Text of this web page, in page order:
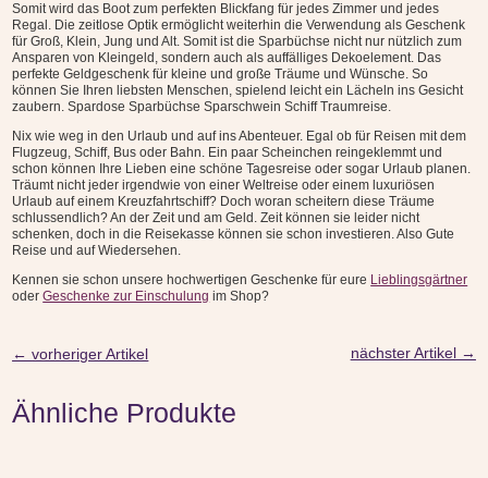
Somit wird das Boot zum perfekten Blickfang für jedes Zimmer und jedes
Regal. Die zeitlose Optik ermöglicht weiterhin die Verwendung als Geschenk
für Groß, Klein, Jung und Alt. Somit ist die Sparbüchse nicht nur nützlich zum
Ansparen von Kleingeld, sondern auch als auffälliges Dekoelement. Das
perfekte Geldgeschenk für kleine und große Träume und Wünsche. So
können Sie Ihren liebsten Menschen, spielend leicht ein Lächeln ins Gesicht
zaubern. Spardose Sparbüchse Sparschwein Schiff Traumreise.
Nix wie weg in den Urlaub und auf ins Abenteuer. Egal ob für Reisen mit dem
Flugzeug, Schiff, Bus oder Bahn. Ein paar Scheinchen reingeklemmt und
schon können Ihre Lieben eine schöne Tagesreise oder sogar Urlaub planen.
Träumt nicht jeder irgendwie von einer Weltreise oder einem luxuriösen
Urlaub auf einem Kreuzfahrtschiff? Doch woran scheitern diese Träume
schlussendlich? An der Zeit und am Geld. Zeit können sie leider nicht
schenken, doch in die Reisekasse können sie schon investieren. Also Gute
Reise und auf Wiedersehen.
Kennen sie schon unsere hochwertigen Geschenke für eure Lieblingsgärtner
oderGeschenke zur Einschulung im Shop?
←vorheriger Artikel nächster Artikel→
Ähnliche Produkte